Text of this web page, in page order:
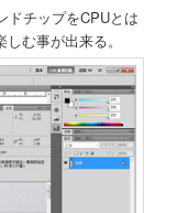
ドチップをCPUとは
む事が出来る。